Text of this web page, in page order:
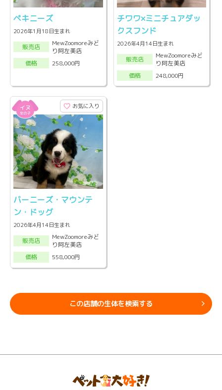
ペキニーズ
2026年1月18日生まれ
販売店
MewZoomoreみど
り阿左美店
価格
258,000円
チワワ×ミニチュアダッ
クスフンド
2026年4月14日生まれ
販売店
MewZoomoreみど
り阿左美店
価格
248,000円
お気に入り
バーニーズ・マウンテ
ン・ドッグ
2026年4月14日生まれ
販売店
MewZoomoreみど
り阿左美店
価格
558,000円
この店舗の生体を検索する